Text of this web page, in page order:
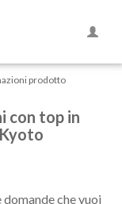
prodotto
con top in
che vuoi